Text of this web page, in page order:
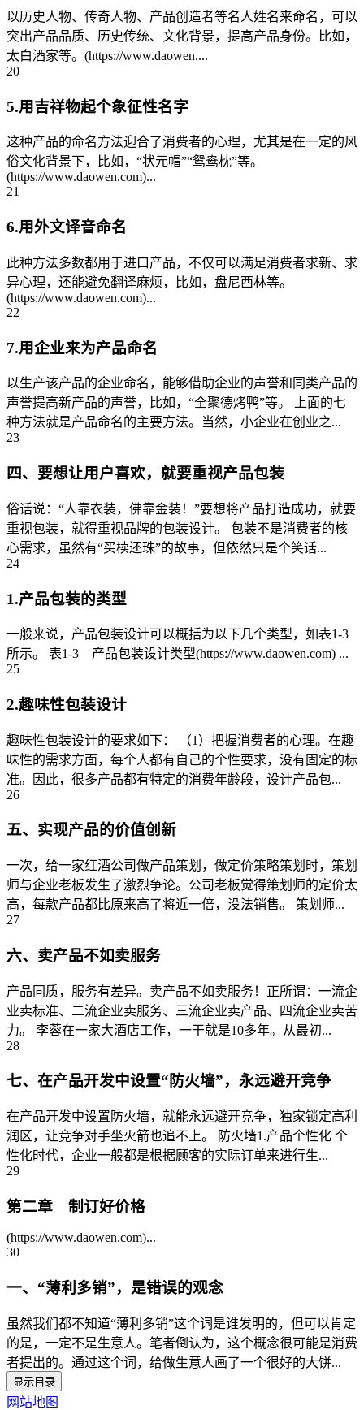
以历史人物、传奇人物、产品创造者等名人姓名来命名，可以
突出产品品质、历史传统、文化背景，提高产品身份。比如，
太白酒家等。(https://www.daowen....
20
5.用吉祥物起个象征性名字
这种产品的命名方法迎合了消费者的心理，尤其是在一定的风
俗文化背景下，比如，“状元帽”“鸳鸯枕”等。
(https://www.daowen.com)...
21
6.用外文译音命名
此种方法多数都用于进口产品，不仅可以满足消费者求新、求
异心理，还能避免翻译麻烦，比如，盘尼西林等。
(https://www.daowen.com)...
22
7.用企业来为产品命名
以生产该产品的企业命名，能够借助企业的声誉和同类产品的
声誉提高新产品的声誉，比如，“全聚德烤鸭”等。 上面的七
种方法就是产品命名的主要方法。当然，小企业在创业之...
23
四、要想让用户喜欢，就要重视产品包装
俗话说：“人靠衣装，佛靠金装！”要想将产品打造成功，就要
重视包装，就得重视品牌的包装设计。 包装不是消费者的核
心需求，虽然有“买椟还珠”的故事，但依然只是个笑话...
24
1.产品包装的类型
一般来说，产品包装设计可以概括为以下几个类型，如表1-3
所示。 表1-3 产品包装设计类型(https://www.daowen.com) ...
25
2.趣味性包装设计
趣味性包装设计的要求如下： （1）把握消费者的心理。在趣
味性的需求方面，每个人都有自己的个性要求，没有固定的标
准。因此，很多产品都有特定的消费年龄段，设计产品包...
26
五、实现产品的价值创新
一次，给一家红酒公司做产品策划，做定价策略策划时，策划
师与企业老板发生了激烈争论。公司老板觉得策划师的定价太
高，每款产品都比原来高了将近一倍，没法销售。 策划师...
27
六、卖产品不如卖服务
产品同质，服务有差异。卖产品不如卖服务！正所谓：一流企
业卖标准、二流企业卖服务、三流企业卖产品、四流企业卖苦
力。 李蓉在一家大酒店工作，一干就是10多年。从最初...
28
七、在产品开发中设置“防火墙”，永远避开竞争
在产品开发中设置防火墙，就能永远避开竞争，独家锁定高利
润区，让竞争对手坐火箭也追不上。 防火墙1.产品个性化 个
性化时代，企业一般都是根据顾客的实际订单来进行生...
29
第二章 制订好价格
(https://www.daowen.com)...
30
一、“薄利多销”，是错误的观念
虽然我们都不知道“薄利多销”这个词是谁发明的，但可以肯定
的是，一定不是生意人。笔者倒认为，这个概念很可能是消费
者提出的。通过这个词，给做生意人画了一个很好的大饼...
显示目录
网站地图